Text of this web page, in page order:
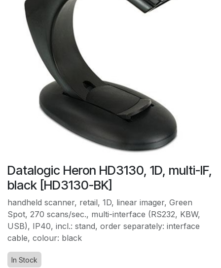
Datalogic Heron HD3130, 1D, multi-IF,
black [HD3130-BK]
handheld scanner, retail, 1D, linear imager, Green
Spot, 270 scans/sec., multi-interface (RS232, KBW,
USB), IP40, incl.: stand, order separately: interface
cable, colour: black
In Stock